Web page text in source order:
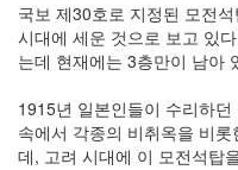
국보 제30호로 지정된 모전
시대에 세운 것으로 보고 있
는데 현재에는 3층만이 남아
1915년 일본인들이 수리하
속에서 각종의 비취옥을 비
데, 고려 시대에 이 모전석탑